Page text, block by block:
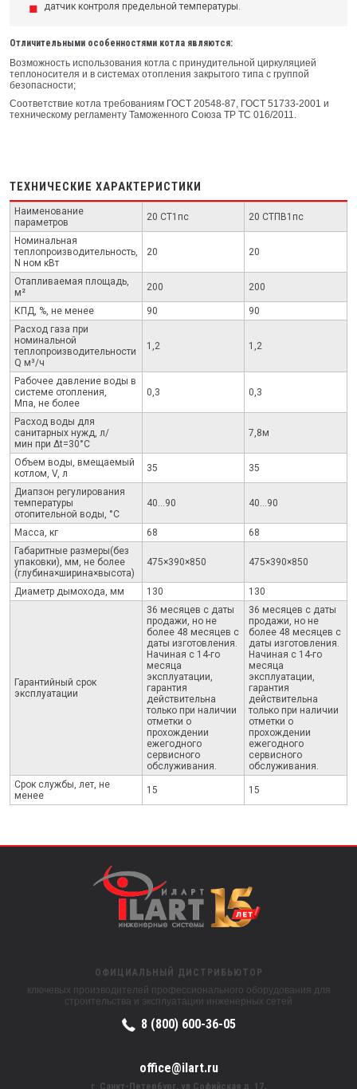
датчик контроля предельной температуры.
Отличительными особенностями котла являются:
Возможность использования котла с принудительной циркуляцией
теплоносителя и в системах отопления закрытого типа с группой
безопасности;
Соответствие котла требованиям ГОСТ 20548-87, ГОСТ 51733-2001 и
техническому регламенту Таможенного Союза ТР ТС 016/2011.
ТЕХНИЧЕСКИЕ ХАРАКТЕРИСТИКИ
Наименование
параметров
20 СТ1пс 20 СТПВ1пс
Номинальная
теплопроизводительность,
N ном кВт
20 20
Отапливаемая площадь,
м²
200 200
КПД, %, не менее 90
90
Расход газа при
номинальной
теплопроизводительности
Q м³/ч
1,2 1,2
Рабочее давление воды в
системе отопления,
Мпа, не более
0,3 0,3
Расход воды для
санитарных нужд, л/
мин при Δt=30°С
7,8м
Объем воды, вмещаемый
котлом, V, л
35 35
Диапзон регулирования
температуры
отопительной воды, °С
40...90 40...90
Масса, кг 68
68
Габаритные размеры(без
упаковки), мм, не более
(глубина×ширина×высота)
475×390×850 475×390×850
Диаметр дымохода, мм 130 130
Гарантийный срок
эксплуатации
36 месяцев с даты
продажи, но не
более 48 месяцев с
даты изготовления.
Начиная с 14-го
месяца
эксплуатации,
гарантия
действительна
только при наличии
отметки о
прохождении
ежегодного
сервисного
обслуживания.
36 месяцев с даты
продажи, но не
более 48 месяцев с
даты изготовления.
Начиная с 14-го
месяца
эксплуатации,
гарантия
действительна
только при наличии
отметки о
прохождении
ежегодного
сервисного
обслуживания.
Срок службы, лет, не
менее
15 15
ОФИЦИАЛЬНЫЙ ДИСТРИБЬЮТОР
ключевых производителей профессионального оборудования для
строительства и эксплуатации инженерных сетей
8 (800) 600-36-05
office@ilart.ru
г. Санкт-Петербург, ул.Софийская д. 17,